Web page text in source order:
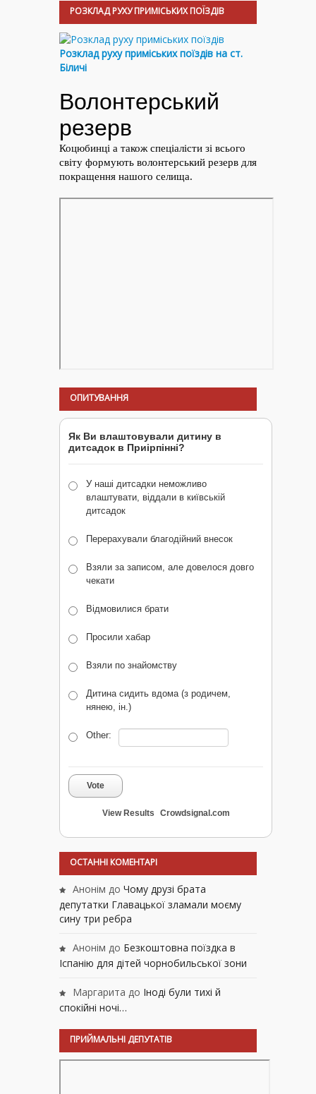
РОЗКЛАД РУХУ ПРИМІСЬКИХ ПОЇЗДІВ
Розклад руху приміських поїздів на ст.
Біличі
ОПИТУВАННЯ
Як Ви влаштовували дитину в
дитсадок в Приірпінні?
У наші дитсадки неможливо
влаштувати, віддали в київській
дитсадок
Перерахували благодійний внесок
Взяли за записом, але довелося довго
чекати
Відмовилися брати
Просили хабар
Взяли по знайомству
Дитина сидить вдома (з родичем,
нянею, ін.)
Other:
Vote
View Results Crowdsignal.com
ОСТАННІ КОМЕНТАРІ
Анонім до Чому друзі брата
депутатки Главацької зламали моєму
сину три ребра
Анонім до Безкоштовна поїздка в
Іспанію для дітей чорнобильської зони
Маргарита до Іноді були тихі й
спокійні ночі…
ПРИЙМАЛЬНІ ДЕПУТАТІВ